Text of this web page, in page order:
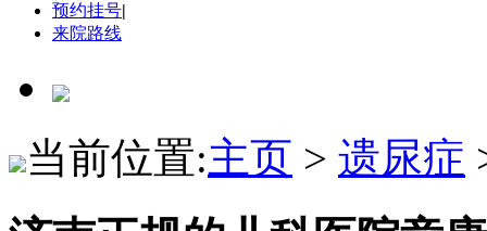
预约挂号|
来院路线
当前位置:主页 > 遗尿症